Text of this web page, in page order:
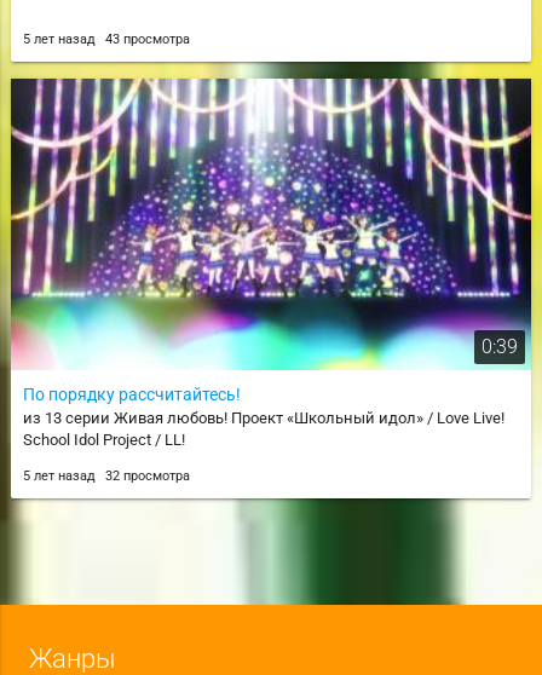
5 лет назад 43 просмотра
0:39
По порядку рассчитайтесь!
из 13 серии Живая любовь! Проект «Школьный идол» / Love Live!
School Idol Project / LL!
5 лет назад 32 просмотра
Жанры